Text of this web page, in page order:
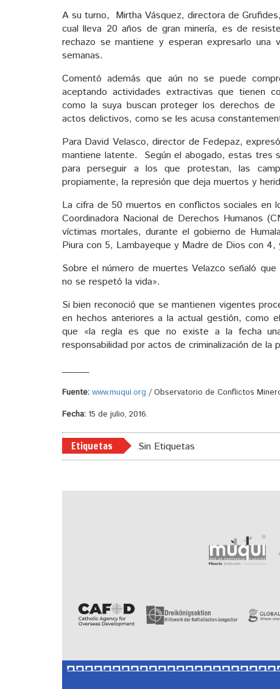
A su turno, Mirtha Vásquez, directora de
cual lleva 20 años de gran minería, es de
rechazo se mantiene y esperan expresarlo
semanas.
Comentó además que aún no se puede
aceptando actividades extractivas que tienen
como la suya buscan proteger los derechos
actos delictivos, como se les acusa
Para David Velasco, director de Fedepaz,
mantiene latente. Según el abogado, estas tres
para perseguir a los que protestan, las
propiamente, la represión que deja muertos y
La cifra de 50 muertos en conflictos sociales en
Coordinadora Nacional de Derechos Humanos
víctimas mortales, durante el gobierno de
Piura con 5, Lambayeque y Madre de Dios con
Sobre el número de muertes Velazco señaló
no se respetó la vida».
Si bien reconoció que se mantienen vigentes
en hechos anteriores a la actual gestión, como
que «la regla es que no existe a la fecha
responsabilidad por actos de criminalización de la
Fuente: www.muqui.org / Observatorio de Conflictos
Fecha: 15 de julio, 2016.
Etiquetas Sin Etiquetas